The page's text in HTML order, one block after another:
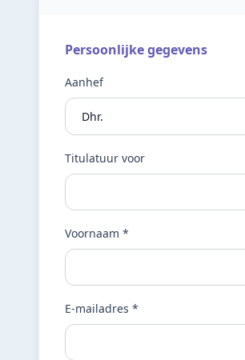
Persoonlijke gegevens
Aanhef
Titulatuur voor
Voornaam *
E-mailadres *